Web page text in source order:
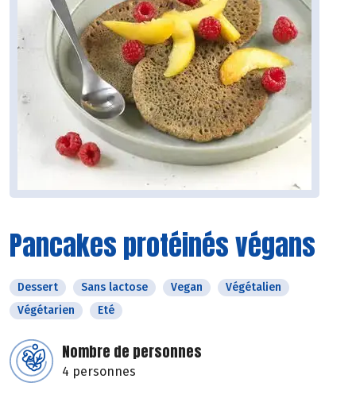
Pancakes protéinés végans
Dessert Sans lactose Vegan
Végétalien
Végétarien
Eté
Nombre de personnes
4 personnes